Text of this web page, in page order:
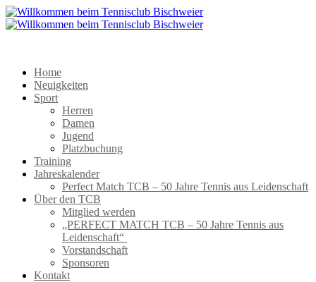
Home
Neuigkeiten
Sport
Herren
Damen
Jugend
Platzbuchung
Training
Jahreskalender
Perfect Match TCB – 50 Jahre Tennis aus Leidenschaft
Über den TCB
Mitglied werden
„PERFECT MATCH TCB – 50 Jahre Tennis aus
Leidenschaft“
Vorstandschaft
Sponsoren
Kontakt